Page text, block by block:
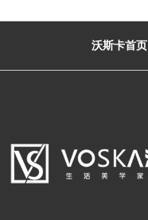
沃斯卡首页